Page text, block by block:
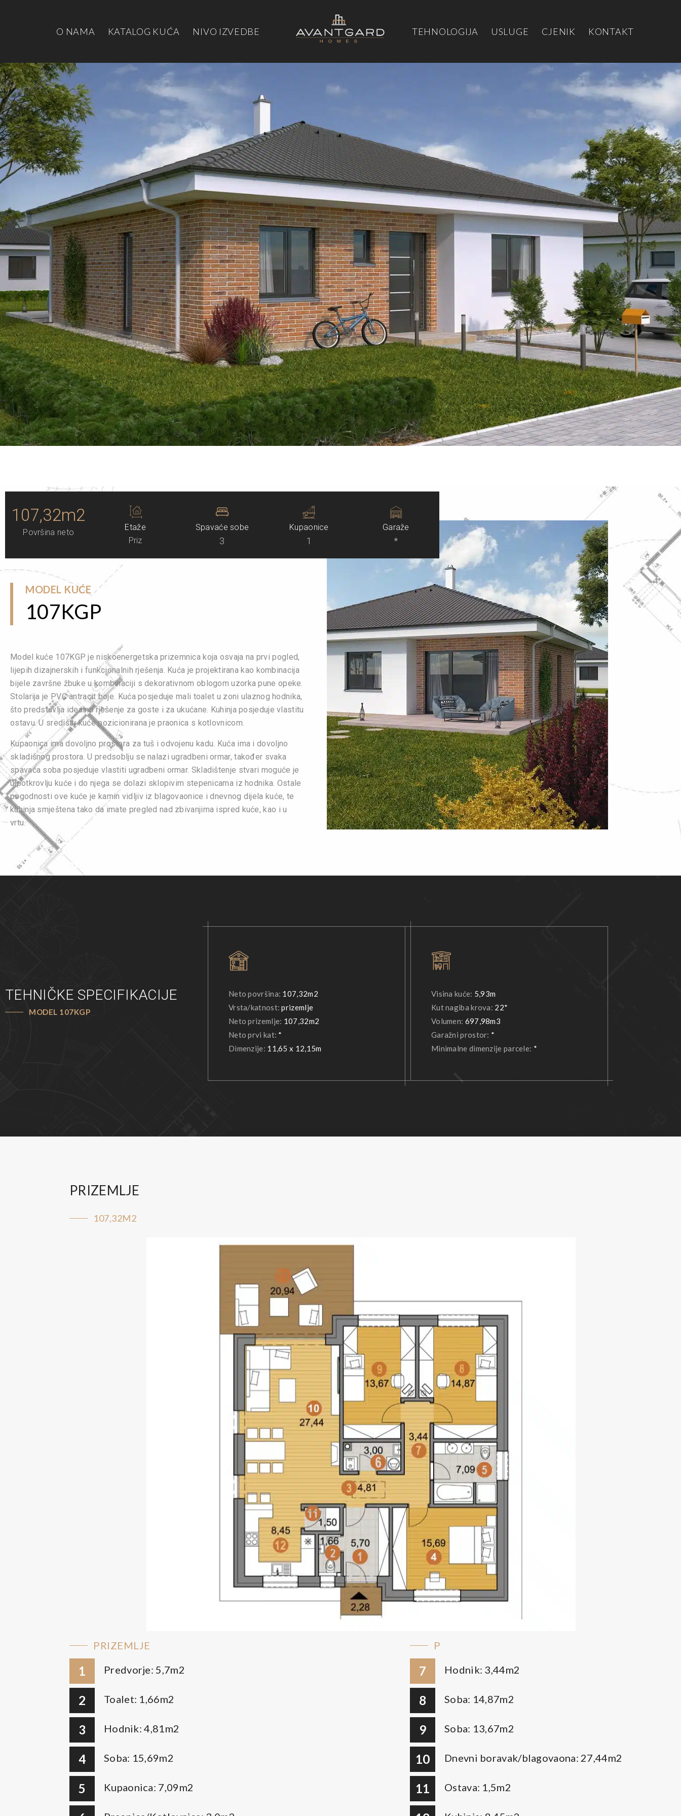
O NAMA KATALOG KUĆA NIVO IZVEDBE TEHNOLOGIJA USLUGE CJENIK KONTAKT
107,32m2
Površina neto
Etaže
Priz
Spavaće sobe
3
Kupaonice
1
Garaže
*
MODEL KUĆE
107KGP
Model kuće 107KGP je niskoenergetska prizemnica koja osvaja na prvi pogled,
lijepih dizajnerskih i funkcionalnih rješenja. Kuća je projektirana kao kombinacija
bijele završne žbuke u kombinaciji s dekorativnom oblogom uzorka pune opeke.
Stolarija je PVC antracit boje. Kuća posjeduje mali toalet u zoni ulaznog hodnika,
što predstavlja idealno rješenje za goste i za ukućane. Kuhinja posjeduje vlastitu
ostavu. U središtu kuće pozicionirana je praonica s kotlovnicom.
Kupaonica ima dovoljno prostora za tuš i odvojenu kadu. Kuća ima i dovoljno
skladišnog prostora. U predsoblju se nalazi ugradbeni ormar, također svaka
spavaća soba posjeduje vlastiti ugradbeni ormar. Skladištenje stvari moguće je
u potkrovlju kuće i do njega se dolazi sklopivim stepenicama iz hodnika. Ostale
pogodnosti ove kuće je kamin vidljiv iz blagovaonice i dnevnog dijela kuće, te
kuhinja smještena tako da imate pregled nad zbivanjima ispred kuće, kao i u
vrtu.
TEHNIČKE SPECIFIKACIJE
MODEL 107KGP
Neto površina: 107,32m2
Vrsta/katnost: prizemlje
Neto prizemlje: 107,32m2
Neto prvi kat: *
Dimenzije: 11,65 x 12,15m
Visina kuće: 5,93m
Kut nagiba krova: 22*
Volumen: 697,98m3
Garažni prostor: *
Minimalne dimenzije parcele: *
PRIZEMLJE
107,32M2
PRIZEMLJE
1 Predvorje: 5,7m2
2 Toalet: 1,66m2
3 Hodnik: 4,81m2
4 Soba: 15,69m2
5 Kupaonica: 7,09m2
P
7 Hodnik: 3,44m2
8 Soba: 14,87m2
9 Soba: 13,67m2
10 Dnevni boravak/blagovaona: 27,44m2
11 Ostava: 1,5m2